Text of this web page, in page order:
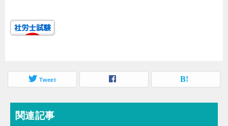
Tweet
関連記事